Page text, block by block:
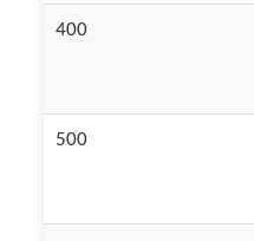
400
500